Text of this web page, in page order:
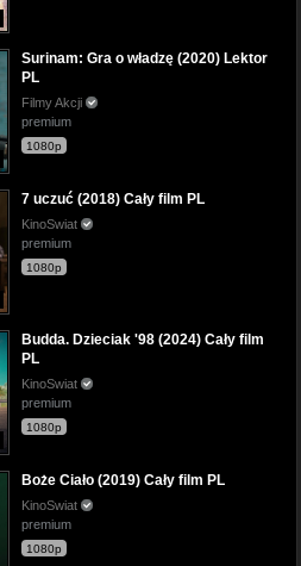
Surinam: Gra o władzę (2020) Lektor
PL
Filmy Akcji
premium
1080p
7 uczuć (2018) Cały film PL
KinoSwiat
premium
1080p
Budda. Dzieciak '98 (2024) Cały film
PL
KinoSwiat
premium
1080p
Boże Ciało (2019) Cały film PL
KinoSwiat
premium
1080p